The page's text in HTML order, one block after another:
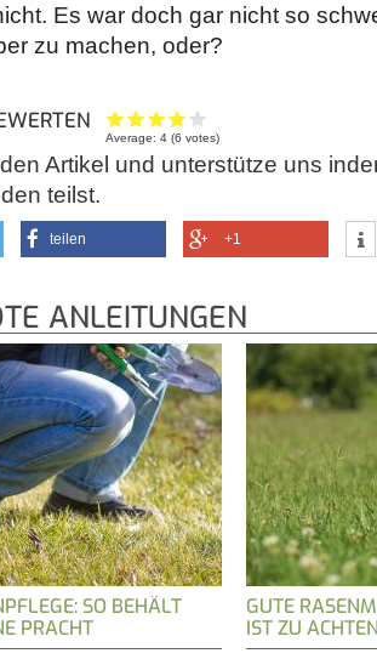
Es war doch gar nicht so
zu machen, oder?
Average:4 (6 votes)
Artikel und unterstütze uns
teilst.
teilen +1
ANLEITUNGEN
SO BEHÄLT
PRACHT
GUTE
IST ZU